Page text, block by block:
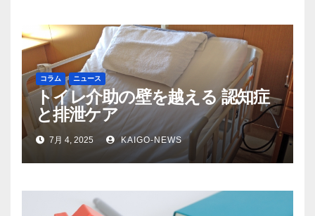
コラム ニュース
トイレ介助の壁を越える 認知症
と排泄ケア
7月 4, 2025 KAIGO-NEWS